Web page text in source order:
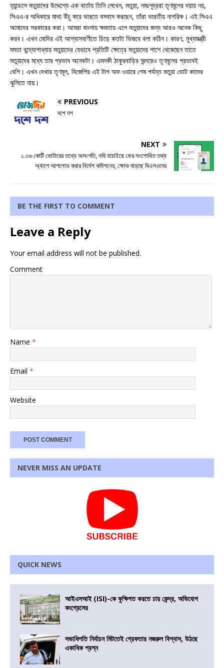
হ্যান্ডলে মতুয়াদের উদ্দেশ্যে এক বার্তায় তিনি লেখেন, মতুয়া, নমঃশূদ্ররা তৃণমূলের দয়ায় নয়,
সিএএ-র অধিকারে মাথা উঁচু করে ভারতে বসবাস করছেন, তাঁরা ভারতীয় নাগরিক। এই সিএএ
আমাদের সরকারের করা। আমরা বাংলায় ক্ষমতায় এলে মতুয়াদের জন্য আরও অনেক কিছু
করব। এখন মোদির এই আশ্বাসবাণীতে চিড়ে কতটা ভিজবে বলা কঠিন। কারণ, মুখ্যমন্ত্রী
মমতা বন্দ্যোপাধ্যায় মতুয়াদের যেভাবে প্রতিটি ক্ষেত্রে মতুয়াদের পাশে থেকেছেন তাতে
মতুয়াদের মধ্যে তার প্রভাব অনেকটা। এমনকী ঠাকুরবাড়ির অন্দরেও তৃণমূলের প্রভাবই
বেশি। এখন দেখার তৃণমূল, বিজেপির এই টাগ অফ ওয়ারে শেষ পর্যন্ত মতুয়া ভোট কাদের
ঝুলিতে যায়।
PREVIOUS
দশে দশ
NEXT
১.৩৬ কোটি ভোটারের তথ্যে অসংগতি, নথি যাচাইয়ে ফের সংশোধিত তথ্য
অ্যাপে আপলোড করার নির্দেশ কমিশনের, ক্ষোভ বাড়ছে বিএলওদের
BE THE FIRST TO COMMENT
Leave a Reply
Your email address will not be published.
Comment
Name *
Email *
Website
NEVER MISS AN UPDATE
QUICK NEWS
আইএসআই (ISI)-কে কুক্ষিগত করতে চায় কেন্দ্র, অভিযোগ
কংগ্রেসের
সভাধিপতি নির্বাচন মিটতেই গ্রেফতার নজরুল বিশ্বাস, উঠছে
একাধিক প্রশ্ন